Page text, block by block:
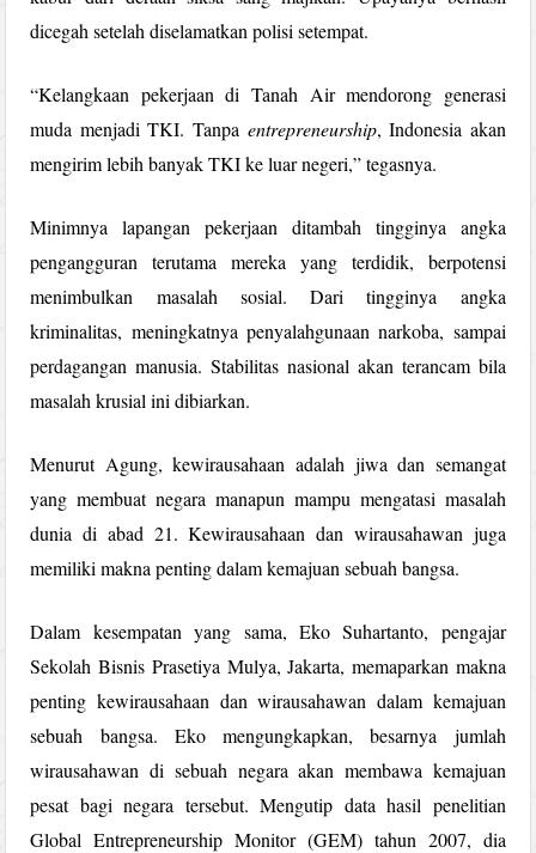
dicegah setelah diselamatkan polisi setempat.
“Kelangkaan pekerjaan di Tanah Air mendorong generasi
muda menjadi TKI. Tanpa entrepreneurship, Indonesia akan
mengirim lebih banyak TKI ke luar negeri,” tegasnya.
Minimnya lapangan pekerjaan ditambah tingginya angka
pengangguran terutama mereka yang terdidik, berpotensi
menimbulkan masalah sosial. Dari tingginya angka
kriminalitas, meningkatnya penyalahgunaan narkoba, sampai
perdagangan manusia. Stabilitas nasional akan terancam bila
masalah krusial ini dibiarkan.
Menurut Agung, kewirausahaan adalah jiwa dan semangat
yang membuat negara manapun mampu mengatasi masalah
dunia di abad 21. Kewirausahaan dan wirausahawan juga
memiliki makna penting dalam kemajuan sebuah bangsa.
Dalam kesempatan yang sama, Eko Suhartanto, pengajar
Sekolah Bisnis Prasetiya Mulya, Jakarta, memaparkan makna
penting kewirausahaan dan wirausahawan dalam kemajuan
sebuah bangsa. Eko mengungkapkan, besarnya jumlah
wirausahawan di sebuah negara akan membawa kemajuan
pesat bagi negara tersebut. Mengutip data hasil penelitian
Global Entrepreneurship Monitor (GEM) tahun 2007, dia